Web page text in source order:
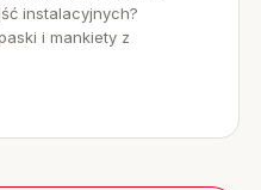
instalacyjnych?
i mankiety z